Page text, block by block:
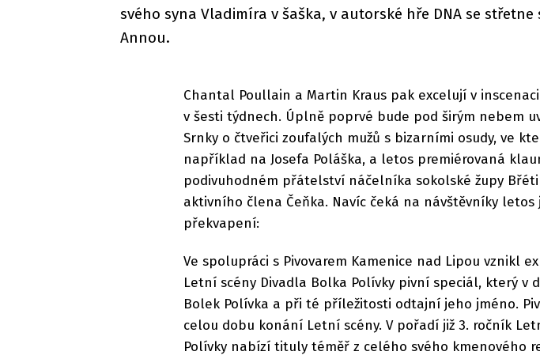
svého syna Vladimíra v šaška, v autorské hře DNA se střetne
Annou.
Chantal Poullain a Martin Kraus pak excelují v
v šesti týdnech. Úplně poprvé bude pod širým nebem
Srnky o čtveřici zoufalých mužů s bizarními osudy, ve
například na Josefa Poláška, a letos premiérovaná
podivuhodném přátelství náčelníka sokolské župy
aktivního člena Čeňka. Navíc čeká na návštěvníky
překvapení:
Ve spolupráci s Pivovarem Kamenice nad Lipou vznikl
Letní scény Divadla Bolka Polívky pivní speciál, který v
Bolek Polívka a při té příležitosti odtajní jeho jméno.
celou dobu konání Letní scény. V pořadí již 3. ročník
Polívky nabízí tituly téměř z celého svého kmenového